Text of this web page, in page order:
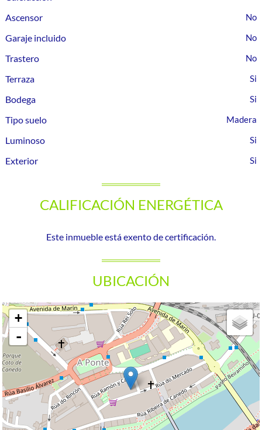
Ascensor
Garaje incluido
Trastero
Terraza
Bodega
Tipo suelo
Madera
Luminoso
Exterior
CALIFICACIÓN ENERGÉTICA
Este inmueble está exento de certificación.
UBICACIÓN
+
-